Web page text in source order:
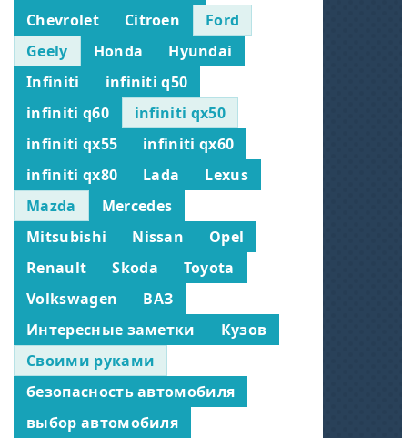
Chevrolet
Citroen
Ford
Geely
Honda
Hyundai
Infiniti
infiniti q50
infiniti q60
infiniti qx50
infiniti qx55
infiniti qx60
infiniti qx80
Lada
Lexus
Mazda
Mercedes
Mitsubishi
Nissan
Opel
Renault
Skoda
Toyota
Volkswagen
ВАЗ
Интересные заметки
Кузов
Своими руками
безопасность автомобиля
выбор автомобиля